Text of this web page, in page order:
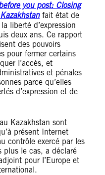
you post: Closing
fait état de
liberté d’expression
deux ans. Ce rapport
des pouvoirs
pour fermer certains
l’accès, et
et pénales
parce qu’elles
d’expression et de
Kazakhstan sont
présent Internet
contrôle exercé par les
plus le cas, a déclaré
pour l’Europe et